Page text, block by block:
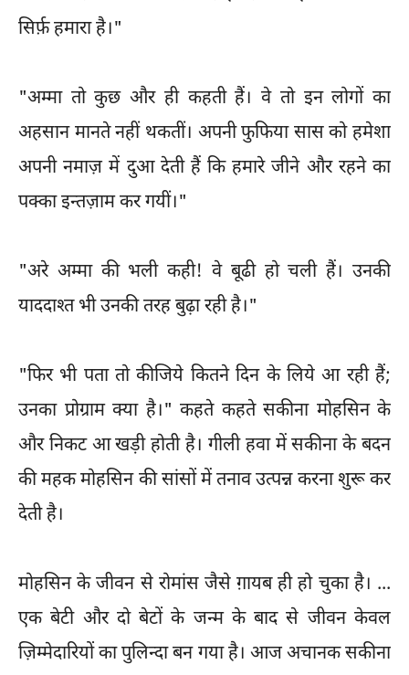
सिर्फ़ हमारा है।"
"अम्मा तो कुछ और ही कहती हैं। वे तो इन लोगों का
अहसान मानते नहीं थकतीं। अपनी फुफिया सास को हमेशा
अपनी नमाज़ में दुआ देती हैं कि हमारे जीने और रहने का
पक्का इन्तज़ाम कर गयीं।"
"अरे अम्मा की भली कही! वे बूढी हो चली हैं। उनकी
याददाश्त भी उनकी तरह बुढ़ा रही है।"
"फिर भी पता तो कीजिये कितने दिन के लिये आ रही हैं;
उनका प्रोग्राम क्या है।" कहते कहते सकीना मोहसिन के
और निकट आ खड़ी होती है। गीली हवा में सकीना के बदन
की महक मोहसिन की सांसों में तनाव उत्पन्न करना शुरू कर
देती है।
मोहसिन के जीवन से रोमांस जैसे ग़ायब ही हो चुका है। ...
एक बेटी और दो बेटों के जन्म के बाद से जीवन केवल
ज़िम्मेदारियों का पुलिन्दा बन गया है। आज अचानक सकीना